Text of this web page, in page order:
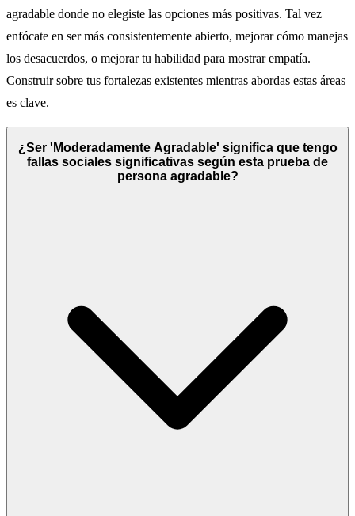
agradable donde no elegiste las opciones más positivas. Tal vez
enfócate en ser más consistentemente abierto, mejorar cómo manejas
los desacuerdos, o mejorar tu habilidad para mostrar empatía.
Construir sobre tus fortalezas existentes mientras abordas estas áreas
es clave.
¿Ser 'Moderadamente Agradable' significa que tengo
fallas sociales significativas según esta prueba de
persona agradable?